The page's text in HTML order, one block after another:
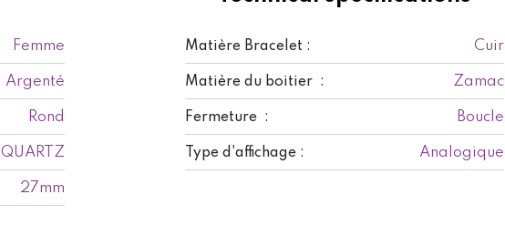
Femme Matière Bracelet : Cuir
Argenté Matière du boitier : Zamac
Rond Fermeture : Boucle
QUARTZ Type d'affichage : Analogique
27mm